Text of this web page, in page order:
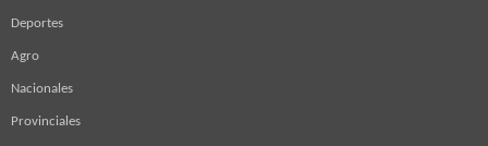
Deportes
Agro
Nacionales
Provinciales